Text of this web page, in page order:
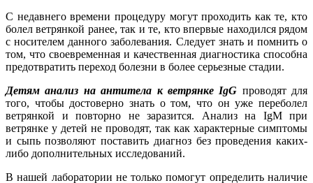
С недавнего времени процедуру могут проходить как те, кто
болел ветрянкой ранее, так и те, кто впервые находился рядом
с носителем данного заболевания. Следует знать и помнить о
том, что своевременная и качественная диагностика способна
предотвратить переход болезни в более серьезные стадии.
Детям анализ на антитела к ветрянке IgG проводят для
того, чтобы достоверно знать о том, что он уже переболел
ветрянкой и повторно не заразится. Анализ на IgМ при
ветрянке у детей не проводят, так как характерные симптомы
и сыпь позволяют поставить диагноз без проведения каких-
либо дополнительных исследований.
В нашей лаборатории не только помогут определить наличие